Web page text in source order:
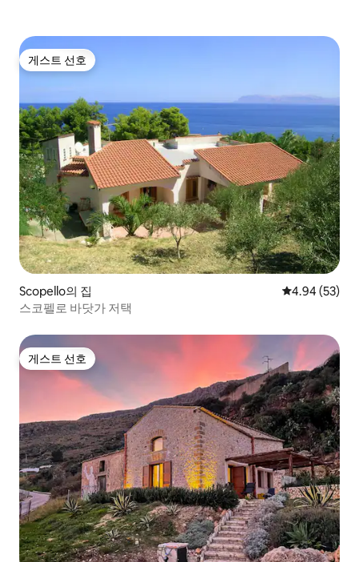
게스트 선호
게스트 선호
Scopello의 집 평점 4.94점(5
4.94 (53)
스코펠로 바닷가 저택
게스트 선호
게스트 선호